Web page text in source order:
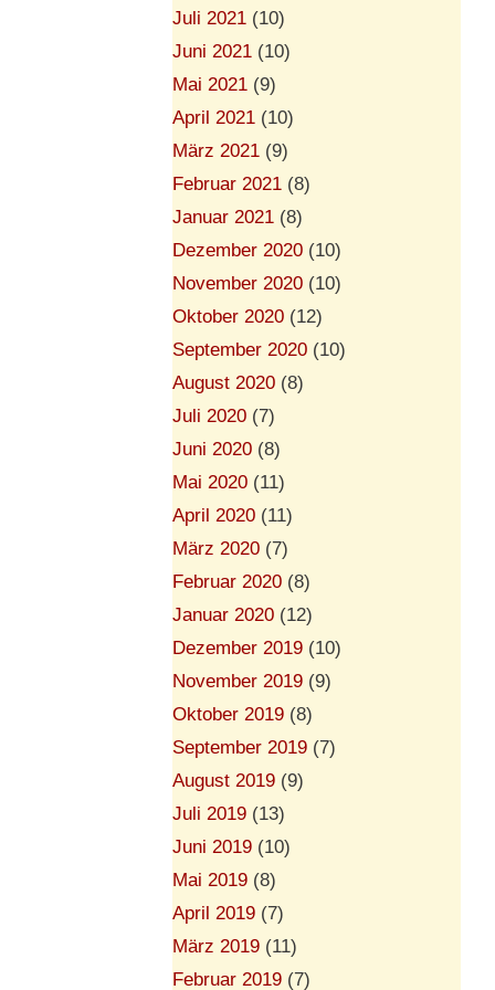
Juli 2021 (10)
Juni 2021 (10)
Mai 2021 (9)
April 2021 (10)
März 2021 (9)
Februar 2021 (8)
Januar 2021 (8)
Dezember 2020 (10)
November 2020 (10)
Oktober 2020 (12)
September 2020 (10)
August 2020 (8)
Juli 2020 (7)
Juni 2020 (8)
Mai 2020 (11)
April 2020 (11)
März 2020 (7)
Februar 2020 (8)
Januar 2020 (12)
Dezember 2019 (10)
November 2019 (9)
Oktober 2019 (8)
September 2019 (7)
August 2019 (9)
Juli 2019 (13)
Juni 2019 (10)
Mai 2019 (8)
April 2019 (7)
März 2019 (11)
Februar 2019 (7)